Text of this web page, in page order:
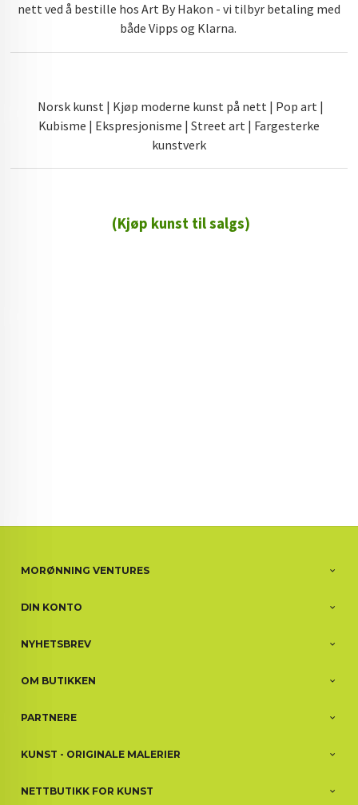
nett ved å bestille hos Art By Hakon - vi tilbyr betaling med
både Vipps og Klarna.
Norsk kunst | Kjøp moderne kunst på nett | Pop art |
Kubisme | Ekspresjonisme | Street art | Fargesterke
kunstverk
(Kjøp kunst til salgs)
MORØNNING VENTURES
DIN KONTO
NYHETSBREV
OM BUTIKKEN
PARTNERE
KUNST - ORIGINALE MALERIER
NETTBUTIKK FOR KUNST